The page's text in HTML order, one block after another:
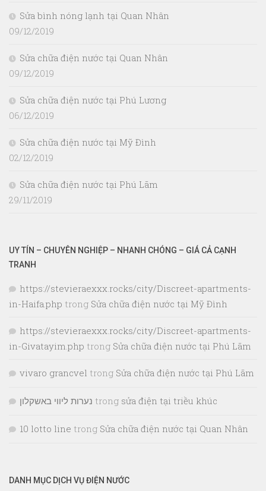
Sửa bình nóng lạnh tại Quan Nhân
09/12/2019
Sửa chữa điện nước tại Quan Nhân
09/12/2019
Sửa chữa điện nước tại Phú Lương
06/12/2019
Sửa chữa điện nước tại Mỹ Đình
02/12/2019
Sửa chữa điện nước tại Phú Lãm
29/11/2019
UY TÍN – CHUYÊN NGHIỆP – NHANH CHÓNG – GIÁ CẢ CẠNH
TRANH
https://stevieraexxx.rocks/city/Discreet-apartments-
in-Haifa.php trong Sửa chữa điện nước tại Mỹ Đình
https://stevieraexxx.rocks/city/Discreet-apartments-
in-Givatayim.php trong Sửa chữa điện nước tại Phú Lãm
vivaro grancvel trong Sửa chữa điện nước tại Phú Lãm
נערות ליווי באשקלון trong sửa điện tại triều khúc
10 lotto line trong Sửa chữa điện nước tại Quan Nhân
DANH MỤC DỊCH VỤ ĐIỆN NƯỚC